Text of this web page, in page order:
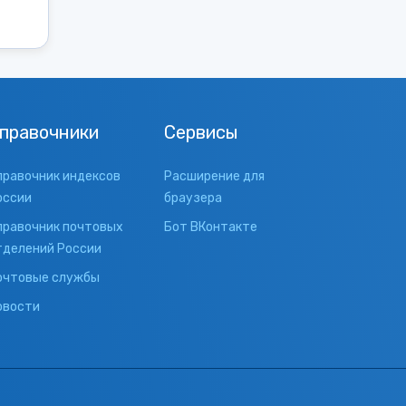
индексов
почтовых
России
службы
Сервисы
Расширение для
браузера
Бот ВКонтакте